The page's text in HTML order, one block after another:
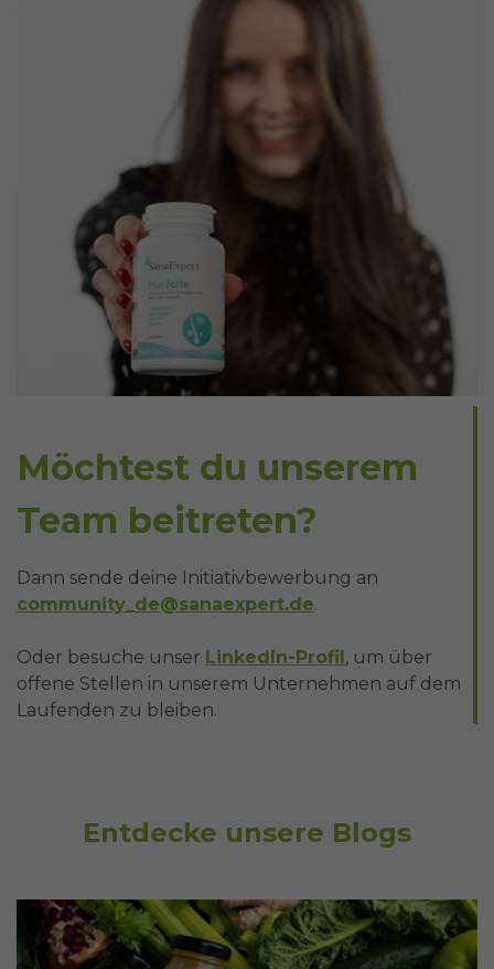
Möchtest du unserem
Team beitreten?
Dann sende deine Initiativbewerbung an
community_de@sanaexpert.de.
Oder besuche unser LinkedIn-Profil, um über
offene Stellen in unserem Unternehmen auf dem
Laufenden zu bleiben.
Entdecke unsere Blogs